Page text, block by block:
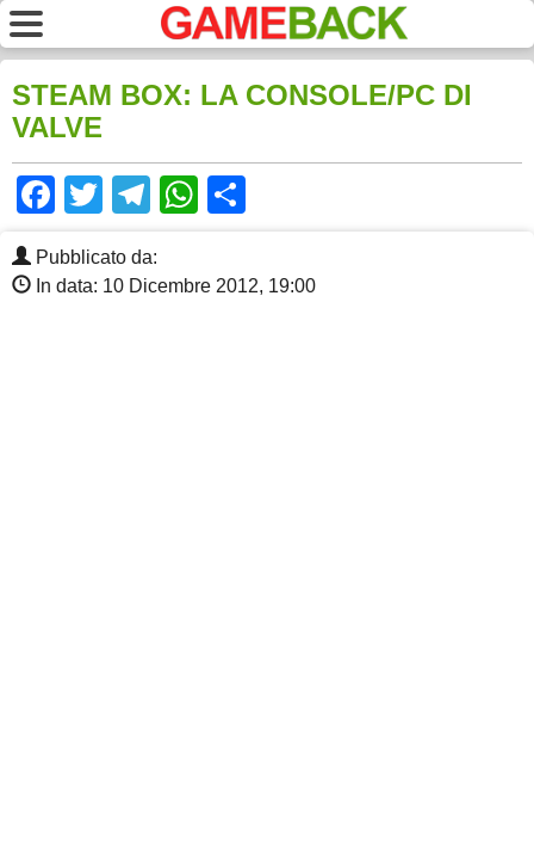
STEAM BOX: LA CONSOLE/PC DI
VALVE
Facebook
TwitterTelegram
WhatsApp
Pubblicato da:
In data: 10 Dicembre 2012, 19:00